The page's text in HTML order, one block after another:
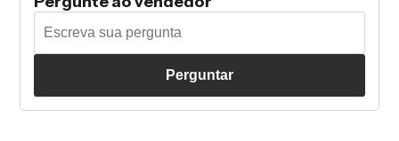
Perguntar